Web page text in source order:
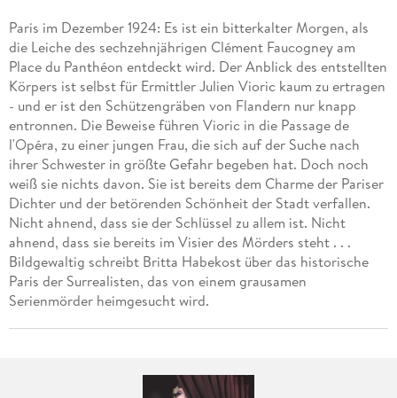
Paris im Dezember 1924: Es ist ein bitterkalter Morgen, als
die Leiche des sechzehnjährigen Clément Faucogney am
Place du Panthéon entdeckt wird. Der Anblick des entstellten
Körpers ist selbst für Ermittler Julien Vioric kaum zu ertragen
- und er ist den Schützengräben von Flandern nur knapp
entronnen. Die Beweise führen Vioric in die Passage de
l'Opéra, zu einer jungen Frau, die sich auf der Suche nach
ihrer Schwester in größte Gefahr begeben hat. Doch noch
weiß sie nichts davon. Sie ist bereits dem Charme der Pariser
Dichter und der betörenden Schönheit der Stadt verfallen.
Nicht ahnend, dass sie der Schlüssel zu allem ist. Nicht
ahnend, dass sie bereits im Visier des Mörders steht . . .
Bildgewaltig schreibt Britta Habekost über das historische
Paris der Surrealisten, das von einem grausamen
Serienmörder heimgesucht wird.